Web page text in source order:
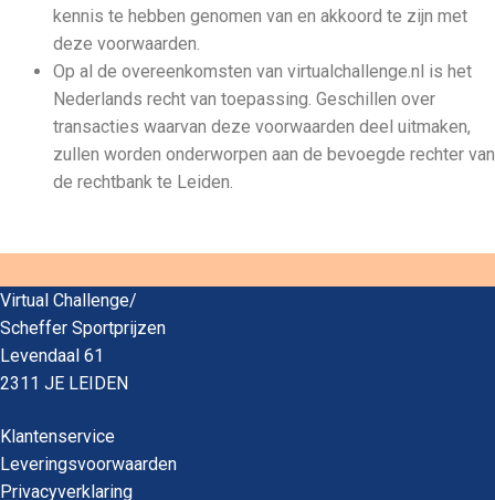
kennis te hebben genomen van en akkoord te zijn met
deze voorwaarden.
Op al de overeenkomsten van virtualchallenge.nl is het
Nederlands recht van toepassing. Geschillen over
transacties waarvan deze voorwaarden deel uitmaken,
zullen worden onderworpen aan de bevoegde rechter van
de rechtbank te Leiden.
Virtual Challenge/
Scheffer Sportprijzen
Levendaal 61
2311 JE LEIDEN
Klantenservice
Leveringsvoorwaarden
Privacyverklaring